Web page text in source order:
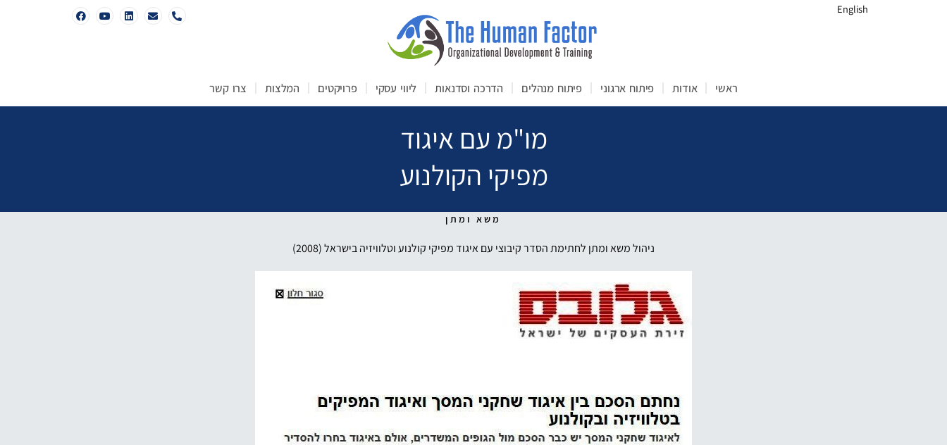
English
ראשי אודות פיתוח ארגוני פיתוח מנהלים הדרכה וסדנאות ליווי עסקי פרויקטים המלצות צרו קשר
מו"מ עם איגוד
מפיקי הקולנוע
משא ומתן
ניהול משא ומתן לחתימת הסדר קיבוצי עם איגוד מפיקי קולנוע וטלוויזיה בישראל (2008)